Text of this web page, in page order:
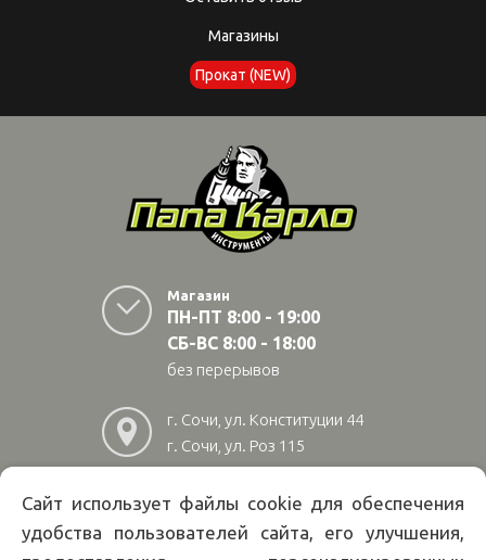
Магазины
Прокат (NEW)
Магазин
ПН-ПТ 8:00 - 19:00
СБ-ВС 8:00 - 18:00
без перерывов
г. Сочи, ул. Конституции 44
г. Сочи, ул. Роз 115
г. Адлер, ул Авиационная
28/10
222 02 01
Сайт использует файлы cookie для обеспечения
удобства пользователей сайта, его улучшения,